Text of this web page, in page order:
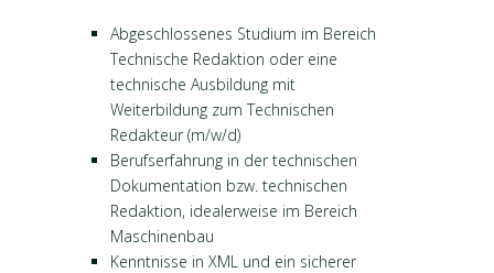
Abgeschlossenes Studium im Bereich
Technische Redaktion oder eine
technische Ausbildung mit
Weiterbildung zum Technischen
Redakteur (m/w/d)
Berufserfahrung in der technischen
Dokumentation bzw. technischen
Redaktion, idealerweise im Bereich
Maschinenbau
Kenntnisse in XML und ein sicherer